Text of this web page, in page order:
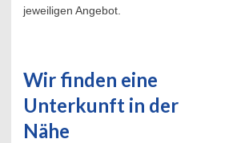
jeweiligen Angebot.
Wir finden eine
Unterkunft in der
Nähe